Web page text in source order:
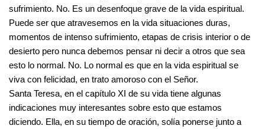
sufrimiento. No. Es un desenfoque grave de la vida espiritual.
Puede ser que atravesemos en la vida situaciones duras,
momentos de intenso sufrimiento, etapas de crisis interior o de
desierto pero nunca debemos pensar ni decir a otros que sea
esto lo normal. No. Lo normal es que en la vida espiritual se
viva con felicidad, en trato amoroso con el Señor.
Santa Teresa, en el capítulo XI de su vida tiene algunas
indicaciones muy interesantes sobre esto que estamos
diciendo. Ella, en su tiempo de oración, solía ponerse junto a